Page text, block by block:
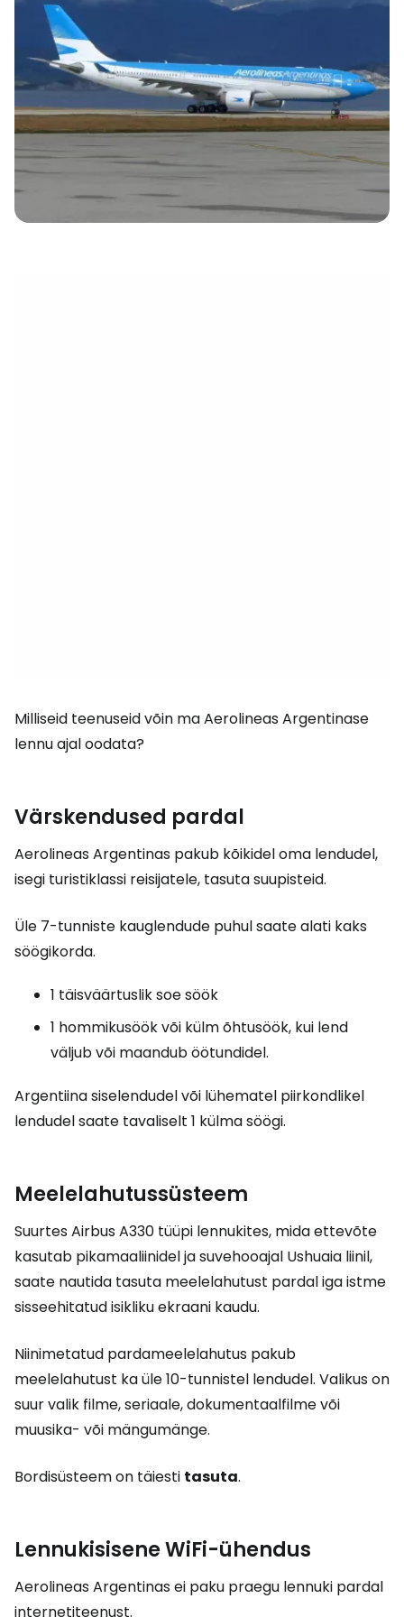
Milliseid teenuseid võin ma Aerolineas Argentinase
lennu ajal oodata?
Värskendused pardal
Aerolineas Argentinas pakub kõikidel oma lendudel,
isegi turistiklassi reisijatele, tasuta suupisteid.
Üle 7-tunniste kauglendude puhul saate alati kaks
söögikorda.
1 täisväärtuslik soe söök
1 hommikusöök või külm õhtusöök, kui lend
väljub või maandub öötundidel.
Argentiina siselendudel või lühematel piirkondlikel
lendudel saate tavaliselt 1 külma söögi.
Meelelahutussüsteem
Suurtes Airbus A330 tüüpi lennukites, mida ettevõte
kasutab pikamaaliinidel ja suvehooajal Ushuaia liinil,
saate nautida tasuta meelelahutust pardal iga istme
sisseehitatud isikliku ekraani kaudu.
Niinimetatud pardameelelahutus pakub
meelelahutust ka üle 10-tunnistel lendudel. Valikus on
suur valik filme, seriaale, dokumentaalfilme või
muusika- või mängumänge.
Bordisüsteem on täiesti tasuta.
Lennukisisene WiFi-ühendus
Aerolineas Argentinas ei paku praegu lennuki pardal
internetiteenust.